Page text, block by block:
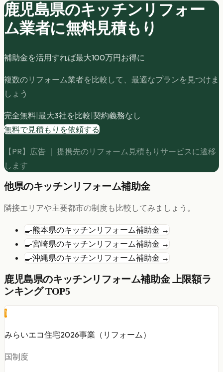
鹿児島県のキッチンリフォー
ム業者に無料見積もり
補助金を活用すれば最大100万円お得に
複数のリフォーム業者を比較して、最適なプランを見つけま
しょう
完全無料|最大3社を比較|契約義務なし
無料で見積もりを依頼する
【PR】広告 ｜ 提携先のリフォーム見積もりサービスに遷移
します
他県のキッチンリフォーム補助金
隣接エリアや主要都市の制度も比較してみましょう。
🍳熊本県のキッチンリフォーム補助金 →
🍳宮崎県のキッチンリフォーム補助金 →
🍳沖縄県のキッチンリフォーム補助金 →
鹿児島県のキッチンリフォーム補助金 上限額ラ
ンキング TOP5
1
みらいエコ住宅2026事業（リフォーム）
国制度